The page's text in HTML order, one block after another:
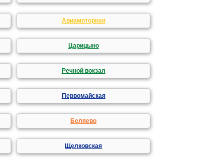
Авиамоторная
Царицыно
Речной вокзал
Первомайская
Беляево
Щелковская